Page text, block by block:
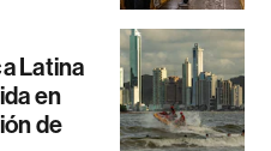
Latina
en
de